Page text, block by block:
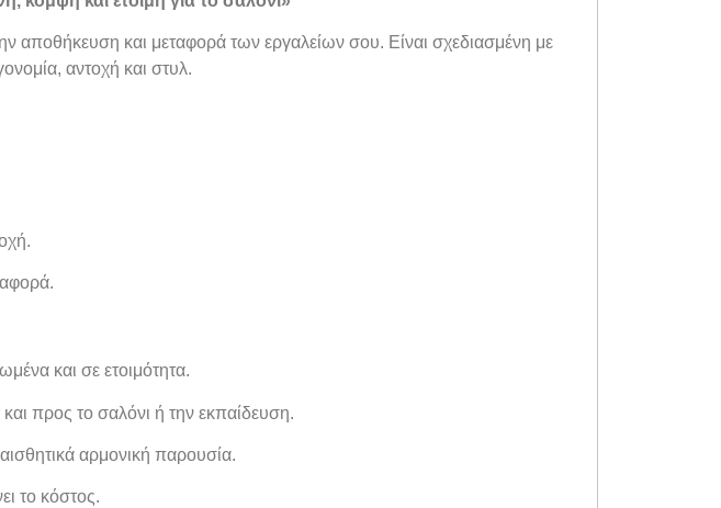
αποθήκευση και μεταφορά των εργαλείων σου. Είναι σχεδιασμένη με
αντοχή και στυλ.
και σε ετοιμότητα.
προς το σαλόνι ή την εκπαίδευση.
αρμονική παρουσία.
το κόστος.